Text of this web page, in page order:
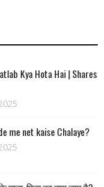
Kya Hota Hai | Shares
me net kaise Chalaye?